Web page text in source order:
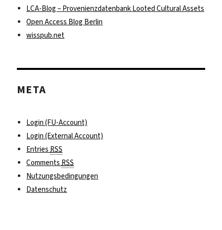
LCA-Blog – Provenienzdatenbank Looted Cultural Assets
Open Access Blog Berlin
wisspub.net
META
Login (FU-Account)
Login (External Account)
Entries RSS
Comments RSS
Nutzungsbedingungen
Datenschutz